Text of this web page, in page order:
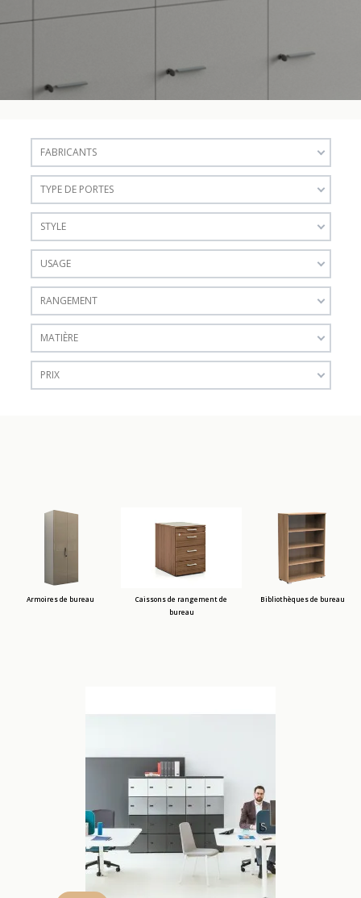
FABRICANTS
TYPE DE PORTES
STYLE
USAGE
RANGEMENT
MATIÈRE
PRIX
Armoires de bureau
Caissons de rangement de
bureau
Bibliothèques de bureau